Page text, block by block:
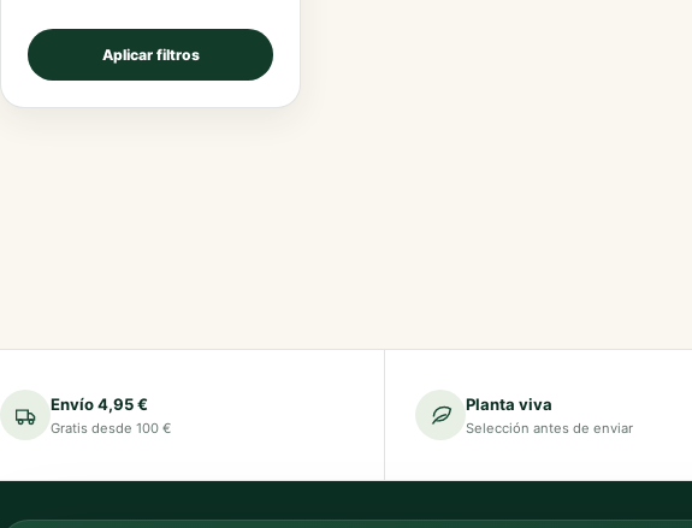
Aplicar filtros
Envío 4,95 €
Gratis desde 100 €
Planta viva
Selección antes de enviar